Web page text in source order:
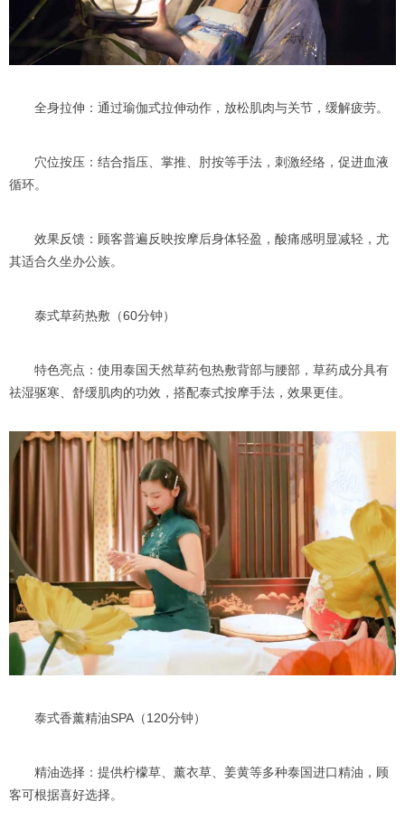
全身拉伸：通过瑜伽式拉伸动作，放松肌肉与关节，缓解疲劳。
穴位按压：结合指压、掌推、肘按等手法，刺激经络，促进血液
循环。
效果反馈：顾客普遍反映按摩后身体轻盈，酸痛感明显减轻，尤
其适合久坐办公族。
泰式草药热敷（60分钟）
特色亮点：使用泰国天然草药包热敷背部与腰部，草药成分具有
祛湿驱寒、舒缓肌肉的功效，搭配泰式按摩手法，效果更佳。
泰式香薰精油SPA（120分钟）
精油选择：提供柠檬草、薰衣草、姜黄等多种泰国进口精油，顾
客可根据喜好选择。